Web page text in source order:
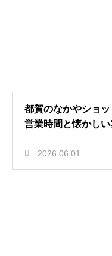
都賀のなかやショ
営業時間と懐かし
2026.06.01